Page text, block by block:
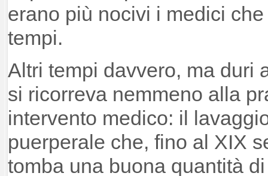
erano più nocivi i medici
tempi.
Altri tempi davvero, ma duri
si ricorreva nemmeno alla
intervento medico: il
puerperale che, fino al XIX
tomba una buona quantità